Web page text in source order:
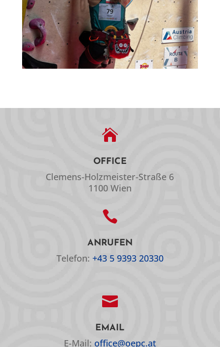

OFFICE
Clemens-Holzmeister-Straße 6
1100 Wien

ANRUFEN
Telefon: +43 5 9393 20330

EMAIL
E-Mail: office@oepc.at